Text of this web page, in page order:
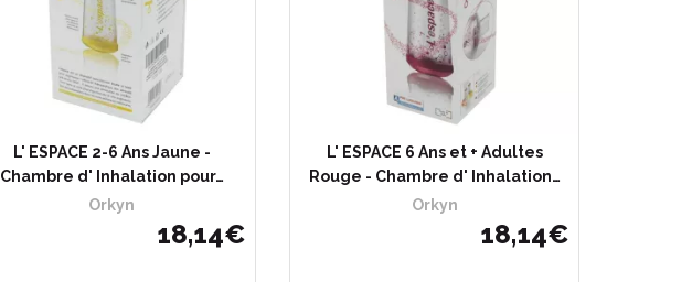
L' ESPACE 2-6 Ans Jaune -
Chambre d' Inhalation pour…
Orkyn
18,14€
L' ESPACE 6 Ans et + Adultes
Rouge - Chambre d' Inhalation…
Orkyn
18,14€